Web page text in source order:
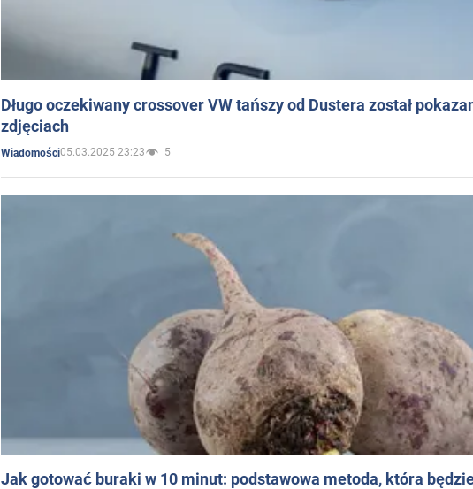
Długo oczekiwany crossover VW tańszy od Dustera został
zdjęciach
Wiadomości05.03.2025 23:23 5
Jak gotować buraki w 10 minut: podstawowa metoda, która